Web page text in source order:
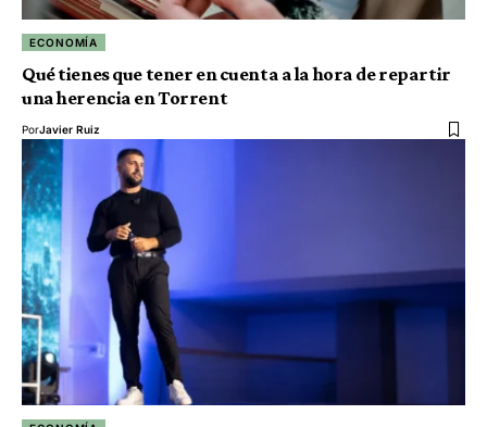
ECONOMÍA
Qué tienes que tener en cuenta a la hora de repartir
una herencia en Torrent
PorJavier Ruiz